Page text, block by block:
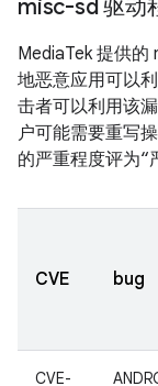
misc-sd 驱动
MediaTek 提供
地恶意应用可以
击者可以利用该
户可能需要重写
的严重程度评为“
CVE bug
CVE-